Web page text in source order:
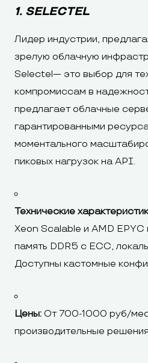
1. SELECTEL
Лидер индустрии,
зрелую облачную
Selectel— это выбор для
компромиссам в
предлагает облачные
гарантированными
моментального
пиковых нагрузок на API.
Технические
Xeon Scalable и AMD EPYC
память DDR5 с ECC,
Доступны кастомные
Цены: От 700-1000 руб/
производительные